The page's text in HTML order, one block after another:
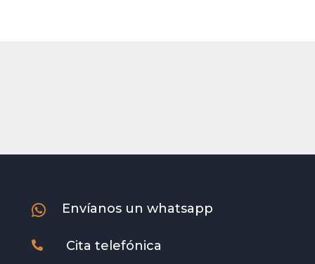
 Envíanos un whatsapp
 Cita telefónica